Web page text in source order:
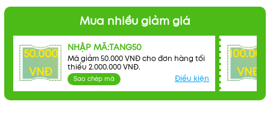
Mua nhiều giảm giá
50.000
VNĐ
NHẬP MÃ:TANG50
Mã giảm 50.000 VNĐ cho đơn hàng tối
thiểu 2.000.000 VNĐ.
Sao chép mã Điều kiện
100.000
VNĐ
Điều kiện: